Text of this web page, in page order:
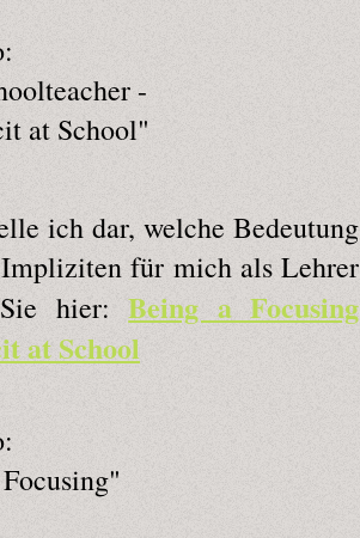
-
at School"
ich dar, welche Bedeutung
für mich als Lehrer
Sie hier:Being a Focusing
at School